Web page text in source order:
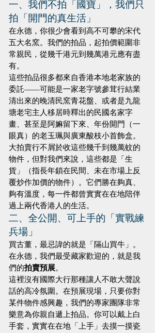
一、我們不拍「國寶」，我們只
拍「開門的真生活」
在永德，你很少會看到高不可攀的宋代
五大名窯。我們的拍品，起拍價範圍非
常親民，從幾千港元到幾萬港元應有盡
有。
這些拍品很多都來自香港本地老家族的
委託——可能是一家老字號參茸行結業
清出來的晚清民窯青花盤、或者是九龍
塘老宅主人移居時釋出的民國名家字
畫、甚至是阿嫲留下來、年份開門（一
眼真）的老玉珮與廣東酸枝小首飾盒。
大拍賣行不屑於收這些幾千到幾萬蚊的
物件，但對我們來說，這些都是「生
貨」（指長年鎖在民間、未在市場上反
覆炒作加價的物件）。它們勝在夠真、
夠有溫度，每一件都曾實實在在地陪伴
過上兩代香港人的生活。
二、全公開、可上手的「實戰練
兵場」
買古董，最忌諱的就是「隔山買牛」。
在永德，我們最受藏家歡迎的，就是我
們的拍賣預展。
這裡沒有國際大行那種讓人不敢大聲說
話的高冷氛圍。在預展現場，只要你對
某件物件感興趣，我們的專家團隊非常
樂意為你親自遞上拍品。你可以戴上白
手套，實實在在地「上手」去摸一摸瓷